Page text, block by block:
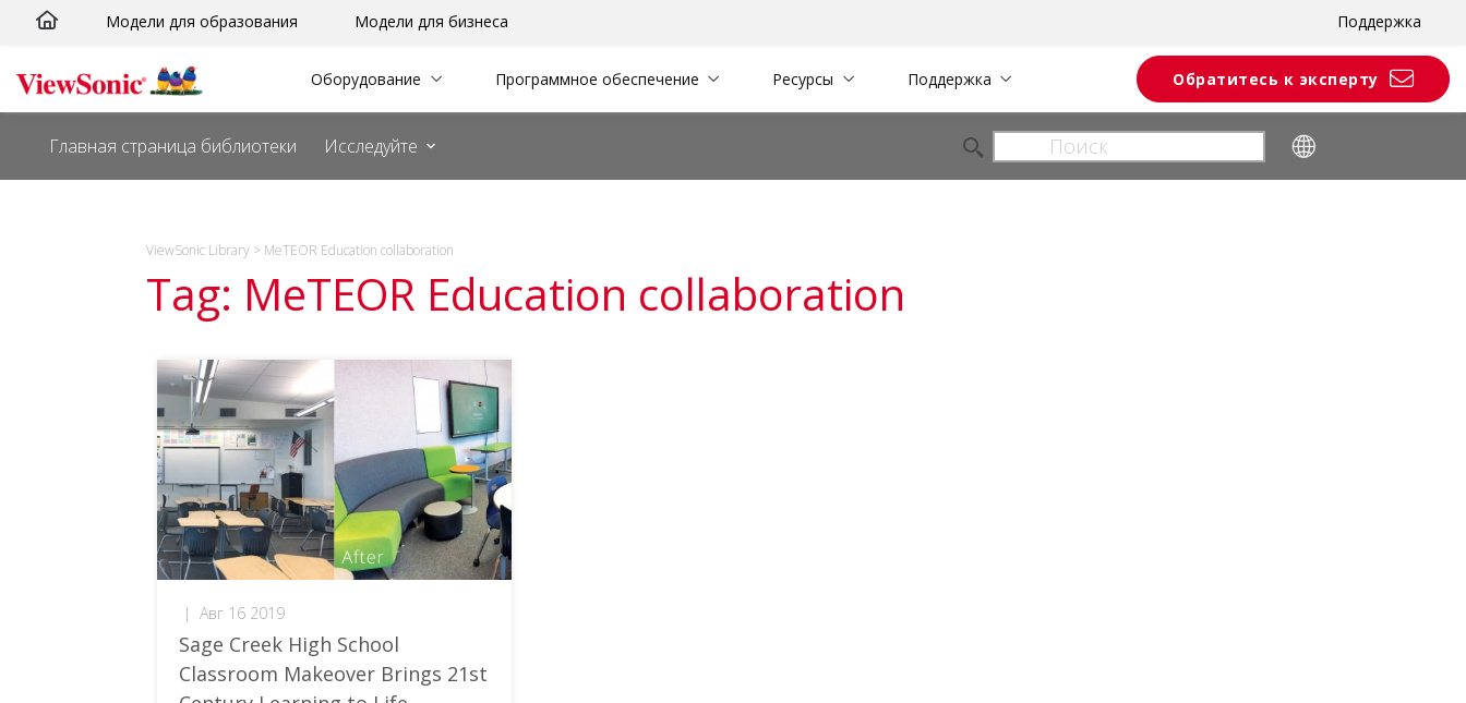
Перейти
сути
Модели для образования Модели для бизнеса Поддержка
Оборудование Программное обеспечение Ресурсы Поддержка Обратитесь к эксперту
Главная страница библиотеки Исследуйте
ViewSonic Library > MeTEOR Education collaboration
Tag: MeTEOR Education collaboration
| Авг 16 2019
Sage Creek High School
Classroom Makeover Brings 21st